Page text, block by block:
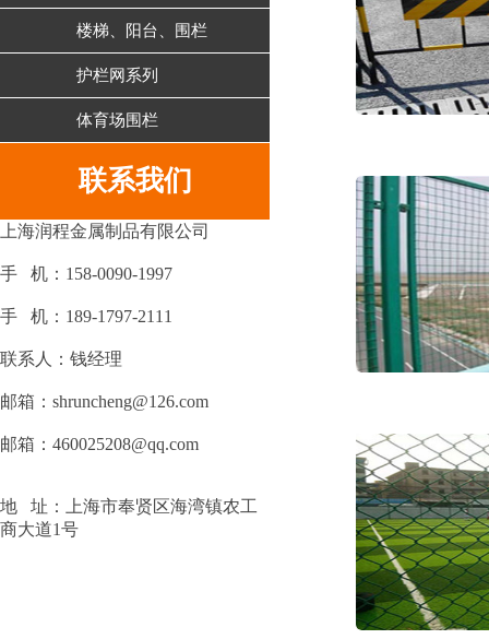
楼梯、阳台、围栏
护栏网系列
体育场围栏
联系我们
上海润程金属制品有限公司
手 机：158-0090-1997
手 机：189-1797-2111
联系人：钱经理
邮箱：shruncheng@126.com
邮箱：460025208@qq.com
地 址：上海市奉贤区海湾镇农工
商大道1号